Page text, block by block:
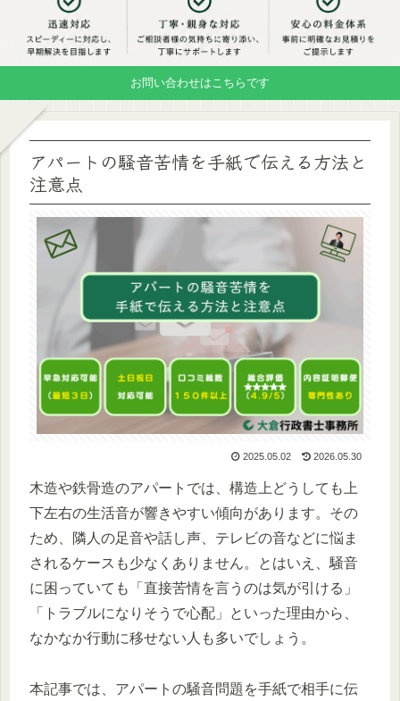
お問い合わせはこちらです
アパートの騒音苦情を手紙で伝える方法と
注意点
2025.05.02 2026.05.30
木造や鉄骨造のアパートでは、構造上どうしても上
下左右の生活音が響きやすい傾向があります。その
ため、隣人の足音や話し声、テレビの音などに悩ま
されるケースも少なくありません。とはいえ、騒音
に困っていても「直接苦情を言うのは気が引ける」
「トラブルになりそうで心配」といった理由から、
なかなか行動に移せない人も多いでしょう。
本記事では、アパートの騒音問題を手紙で相手に伝